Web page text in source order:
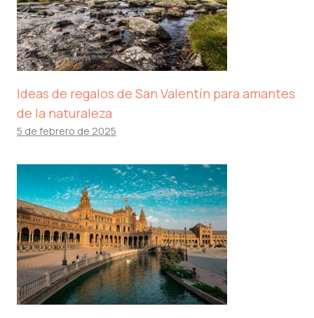
Ideas de regalos de San Valentín para amantes
de la naturaleza
5 de febrero de 2025